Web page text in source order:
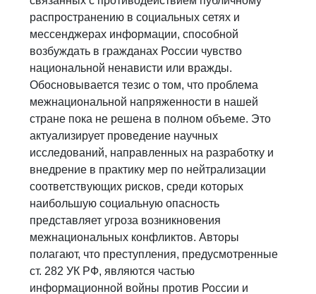
распространению в социальных сетях и
мессенджерах информации, способной
возбуждать в гражданах России чувство
национальной ненависти или вражды.
Обосновывается тезис о том, что проблема
межнациональной напряженности в нашей
стране пока не решена в полном объеме. Это
актуализирует проведение научных
исследований, направленных на разработку и
внедрение в практику мер по нейтрализации
соответствующих рисков, среди которых
наибольшую социальную опасность
представляет угроза возникновения
межнациональных конфликтов. Авторы
полагают, что преступления, предусмотренные
ст. 282 УК РФ, являются частью
информационной войны против России и